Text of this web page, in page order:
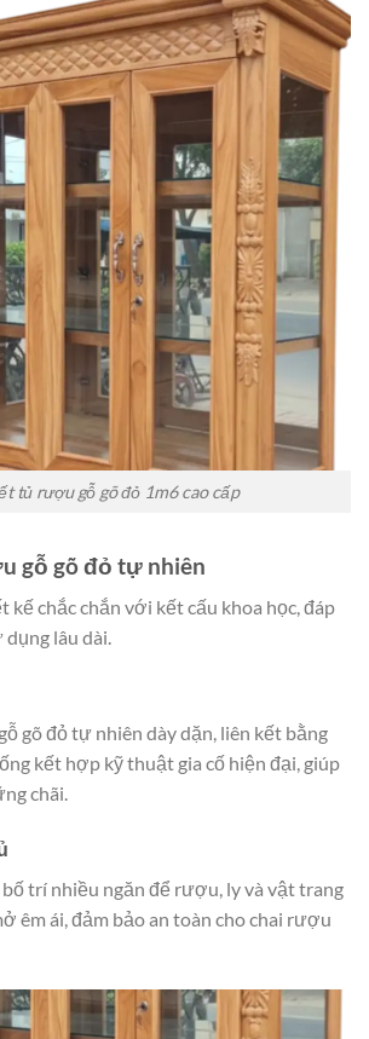
tủ rượu gỗ gõ đỏ 1m6 cao cấp
gỗ gõ đỏ tự nhiên
chắc chắn với kết cấu khoa học, đáp
lâu dài.
gõ đỏ tự nhiên dày dặn, liên kết bằng
kết hợp kỹ thuật gia cố hiện đại, giúp
chãi.
trí nhiều ngăn để rượu, ly và vật trang
êm ái, đảm bảo an toàn cho chai rượu